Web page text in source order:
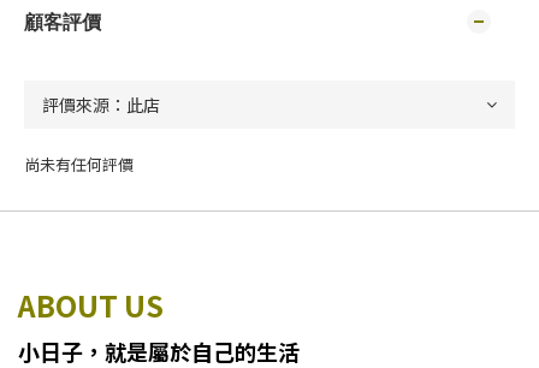
顧客評價
尚未有任何評價
ABOUT US
小日子 ， 就是屬於自己的生活